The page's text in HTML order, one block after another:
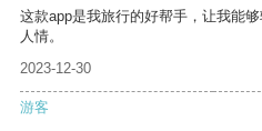
这款app是我旅行的好帮手，让我能
人情。
2023-12-30
游客